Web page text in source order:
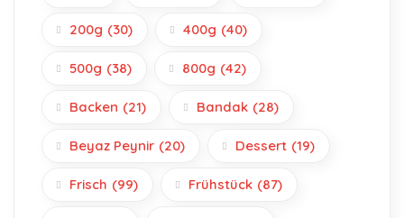
200g (30) 400g (40)
500g (38) 800g (42)
Backen (21) Bandak (28)
Beyaz Peynir (20) Dessert (19)
Frisch (99) Frühstück (87)